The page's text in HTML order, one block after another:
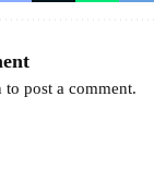
to post a comment.